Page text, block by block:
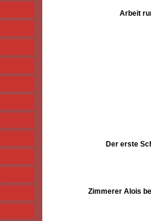
Arbeit
Der erste
Zimmerer Alois